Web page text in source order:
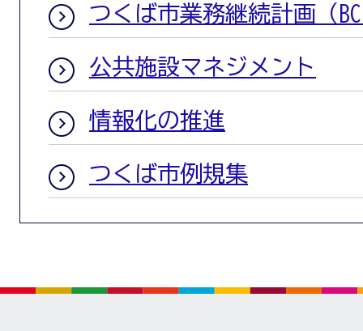
つくば市業務継続計画（
公共施設マネジメント
情報化の推進
つくば市例規集